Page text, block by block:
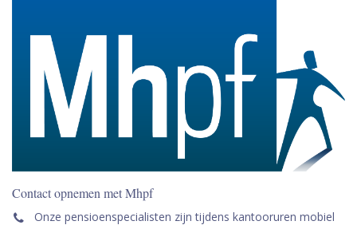
Contact opnemen met Mhpf
Onze pensioenspecialisten zijn tijdens kantooruren mobiel